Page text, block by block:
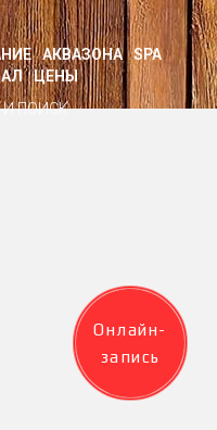
Онлайн-
запись
АКВАЗОНА
SPA
ЦЕНЫ
И ПОИСК